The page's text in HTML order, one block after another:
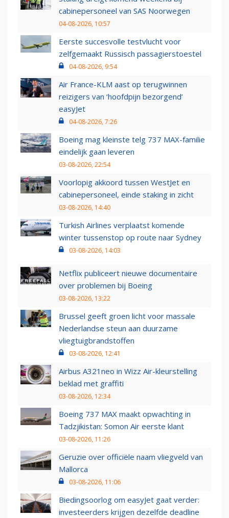
cabinepersoneel van SAS Noorwegen
04-08-2026, 10:57
Eerste succesvolle testvlucht voor
zelfgemaakt Russisch passagierstoestel
04-08-2026, 9:54
Air France-KLM aast op terugwinnen
reizigers van ‘hoofdpijn bezorgend’
easyJet
04-08-2026, 7:26
Boeing mag kleinste telg 737 MAX-familie
eindelijk gaan leveren
03-08-2026, 22:54
Voorlopig akkoord tussen WestJet en
cabinepersoneel, einde staking in zicht
03-08-2026, 14:40
Turkish Airlines verplaatst komende
winter tussenstop op route naar Sydney
03-08-2026, 14:03
Netflix publiceert nieuwe documentaire
over problemen bij Boeing
03-08-2026, 13:22
Brussel geeft groen licht voor massale
Nederlandse steun aan duurzame
vliegtuigbrandstoffen
03-08-2026, 12:41
Airbus A321neo in Wizz Air-kleurstelling
beklad met graffiti
03-08-2026, 12:34
Boeing 737 MAX maakt opwachting in
Tadzjikistan: Somon Air eerste klant
03-08-2026, 11:26
Geruzie over officiële naam vliegveld van
Mallorca
03-08-2026, 11:06
Biedingsoorlog om easyJet gaat verder:
investeerders krijgen dezelfde deadline